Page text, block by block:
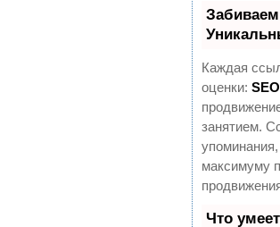
Каждая
оценки:
занятием.
максимуму
Что